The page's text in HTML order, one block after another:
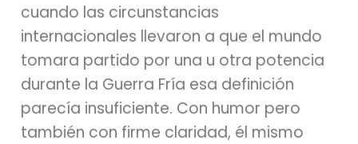
cuando las circunstancias
internacionales llevaron a que el mundo
tomara partido por una u otra potencia
durante la Guerra Fría esa definición
parecía insuficiente. Con humor pero
también con firme claridad, él mismo